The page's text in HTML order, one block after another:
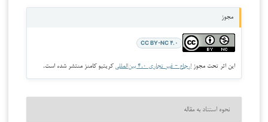
مجوز
CC BY-NC ۴.۰
این اثر تحت مجوز ارجاع - غیر تجاری ۴.۰ بین‌المللی کریتیو کامنز منتشر شده است.
نحوه استناد به مقاله